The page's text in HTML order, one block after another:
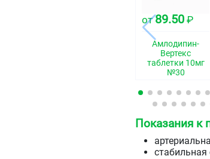
от89.50 ₽
Амлодипин-
Вертекс
таблетки 10мг
№30
Показания к